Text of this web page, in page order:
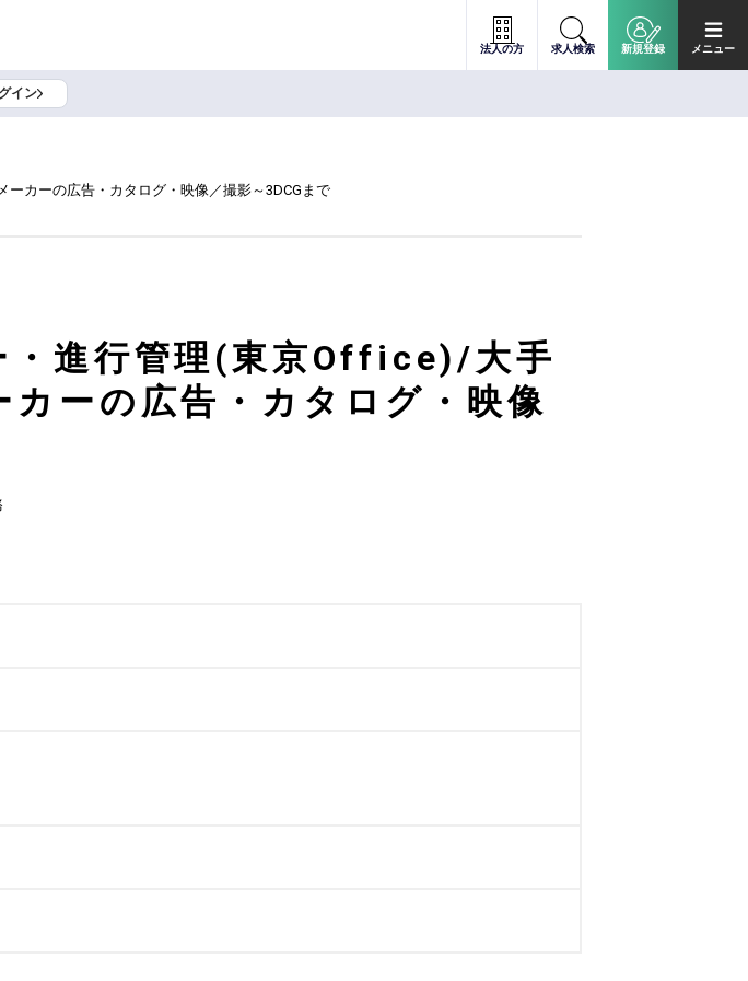
法人の方 求人検索 新規登録 メニュー
イン
カーの広告・カタログ・映像／撮影～3DCGまで
・進行管理(東京Office)/大手
ーの広告・カタログ・映像